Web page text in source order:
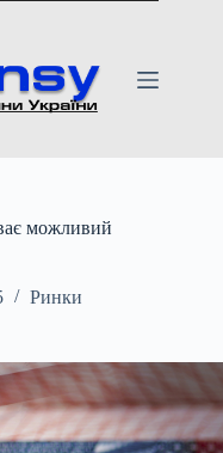
можливий
Ринки